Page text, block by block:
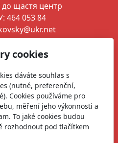
щастя центр
464 053 84
346 261
spolku
Bukovský
761 568
346 261
cookies
dáváte souhlas s
(nutné, preferenční,
Cookies používáme pro
měření jeho výkonnosti a
To jaké cookies budou
rozhodnout pod tlačítkem